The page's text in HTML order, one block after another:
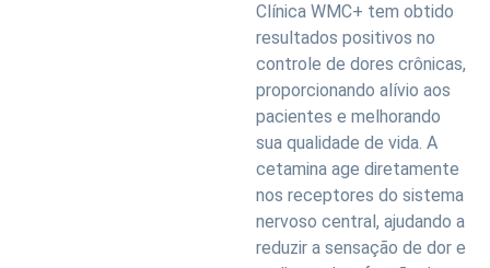
Clínica WMC+ tem obtido
resultados positivos no
controle de dores crônicas,
proporcionando alívio aos
pacientes e melhorando
sua qualidade de vida. A
cetamina age diretamente
nos receptores do sistema
nervoso central, ajudando a
reduzir a sensação de dor e